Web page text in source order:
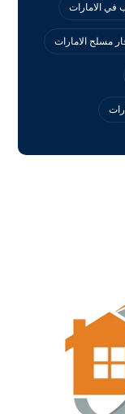
في الامارات
مسلح الامارات